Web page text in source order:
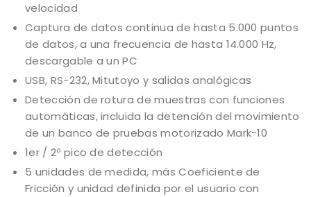
velocidad
Captura de datos continua de hasta 5.000 puntos
de datos, a una frecuencia de hasta 14.000 Hz,
descargable a un PC
USB, RS-232, Mitutoyo y salidas analógicas
Detección de rotura de muestras con funciones
automáticas, incluida la detención del movimiento
de un banco de pruebas motorizado Mark-10
1er / 2º pico de detección
5 unidades de medida, más Coeficiente de
Fricción y unidad definida por el usuario con